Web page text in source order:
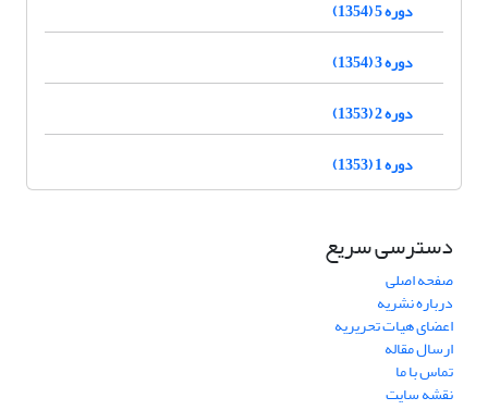
دوره 5 (1354)
دوره 3 (1354)
دوره 2 (1353)
دوره 1 (1353)
دسترسی سریع
صفحه اصلی
درباره نشریه
اعضای هیات تحریریه
ارسال مقاله
تماس با ما
نقشه سایت